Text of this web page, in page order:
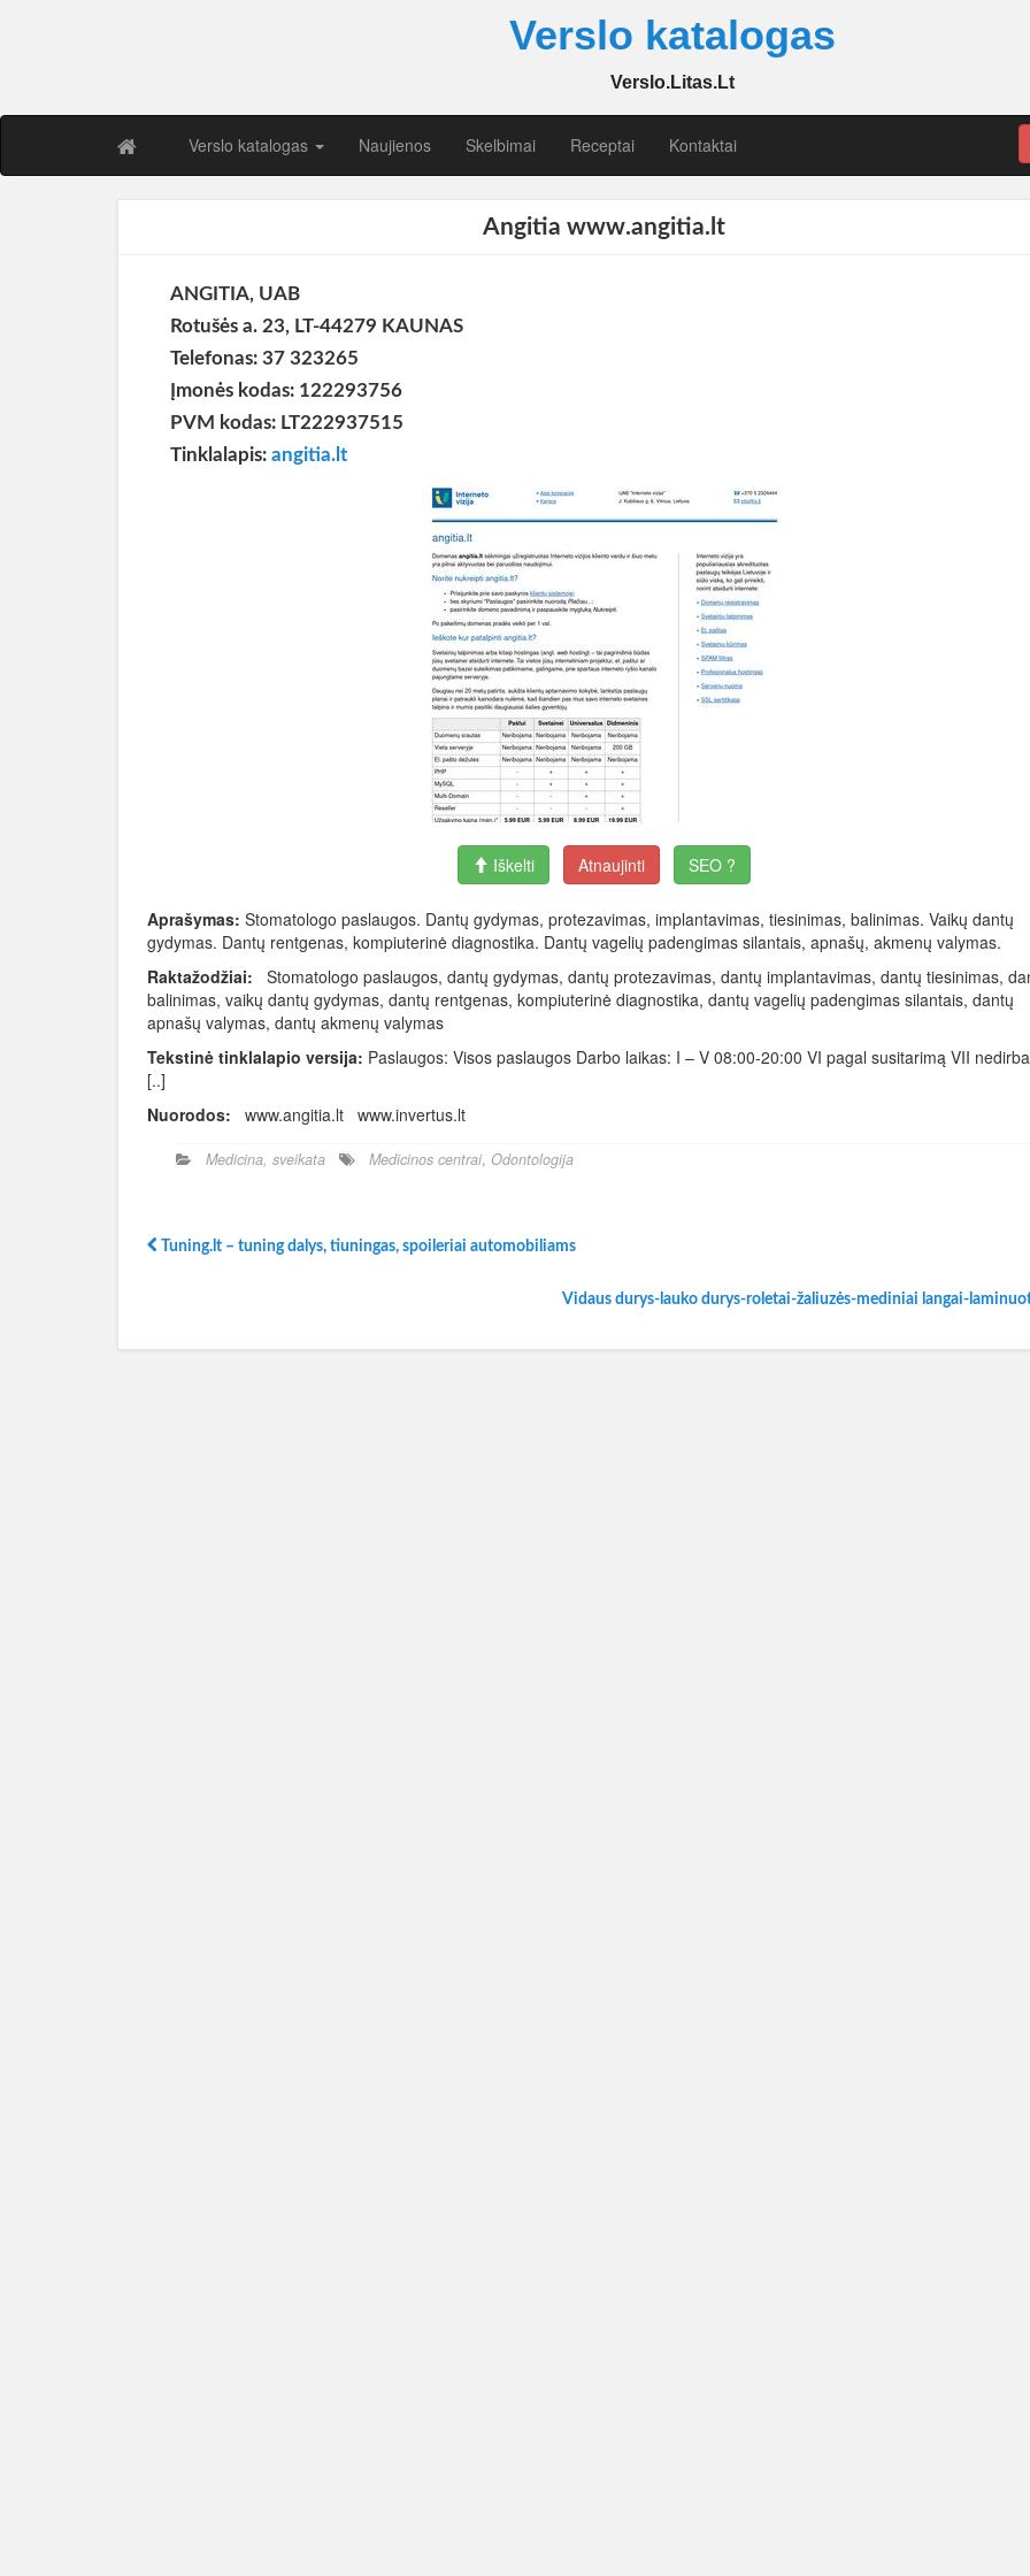
Verslo katalogas
Verslo.Litas.Lt
Verslo katalogas Naujienos Skelbimai Receptai Kontaktai
Angitia www.angitia.lt
ANGITIA, UAB
Rotušės a. 23, LT-44279 KAUNAS
Telefonas: 37 323265
Įmonės kodas: 122293756
PVM kodas: LT222937515
Tinklalapis: angitia.lt
Iškelti Atnaujinti SEO ?
Aprašymas: Stomatologo paslaugos. Dantų gydymas, protezavimas, implantavimas, tiesinimas, balinimas. Vaikų dantų
gydymas. Dantų rentgenas, kompiuterinė diagnostika. Dantų vagelių padengimas silantais, apnašų, akmenų valymas.
Raktažodžiai: Stomatologo paslaugos, dantų gydymas, dantų protezavimas, dantų implantavimas, dantų tiesinimas,
balinimas, vaikų dantų gydymas, dantų rentgenas, kompiuterinė diagnostika, dantų vagelių padengimas silantais, dantų
apnašų valymas, dantų akmenų valymas
Tekstinė tinklalapio versija: Paslaugos: Visos paslaugos Darbo laikas: I – V 08:00-20:00 VI pagal susitarimą VII
[..]
Nuorodos: www.angitia.lt www.invertus.lt
Medicina, sveikata Medicinos centrai, Odontologija
Tuning.lt – tuning dalys, tiuningas, spoileriai automobiliams
Vidaus durys-lauko durys-roletai-žaliuzės-mediniai langai-